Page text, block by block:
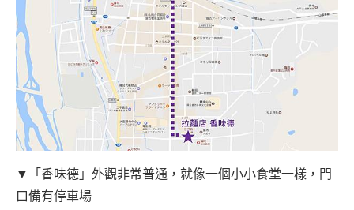
▼「香味德」外觀非常普通，就像一個小小食堂一樣，門
口備有停車場